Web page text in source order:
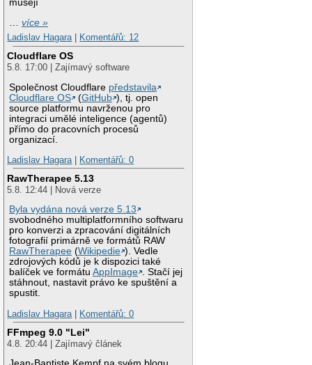
musejí
…více »
Ladislav Hagara| Komentářů: 12
Cloudflare OS
5.8. 17:00 | Zajímavý software
Společnost Cloudflare představila
Cloudflare OS
(GitHub ), tj. open
source platformu navrženou pro
integraci umělé inteligence (agentů)
přímo do pracovních procesů
organizací.
Ladislav Hagara| Komentářů: 0
RawTherapee 5.13
5.8. 12:44 | Nová verze
Byla vydána nová verze 5.13
svobodného multiplatformního softwaru
pro konverzi a zpracování digitálních
fotografií primárně ve formátů RAW
RawTherapee (Wikipedie ). Vedle
zdrojových kódů je k dispozici také
balíček ve formátuAppImage . Stačí jej
stáhnout, nastavit právo ke spuštění a
spustit.
Ladislav Hagara| Komentářů: 0
FFmpeg 9.0 "Lei"
4.8. 20:44 | Zajímavý článek